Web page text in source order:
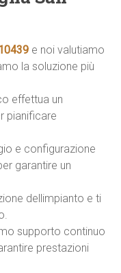
e noi valutiamo
la soluzione più
effettua un
pianificare
e configurazione
garantire un
dellimpianto e ti
supporto continuo
prestazioni